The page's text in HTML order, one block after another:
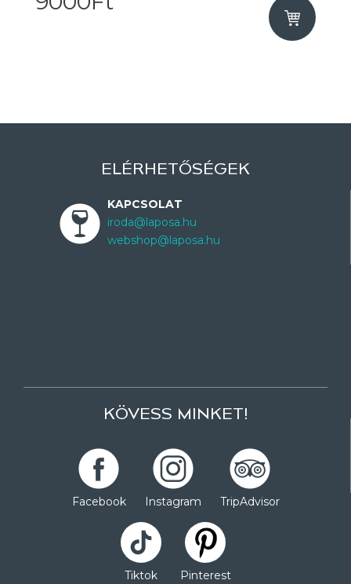
ELÉRHETŐSÉGEK
KAPCSOLAT
iroda@laposa.hu
webshop@laposa.hu
KÖVESS MINKET!
Facebook Instagram TripAdvisor
Tiktok Pinterest